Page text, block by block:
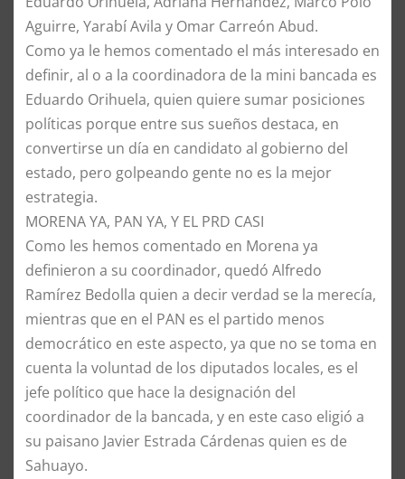
Aguirre, Yarabí Avila y Omar Carreón Abud.
Como ya le hemos comentado el más interesado en
definir, al o a la coordinadora de la mini bancada es
Eduardo Orihuela, quien quiere sumar posiciones
políticas porque entre sus sueños destaca, en
convertirse un día en candidato al gobierno del
estado, pero golpeando gente no es la mejor
estrategia.
MORENA YA, PAN YA, Y EL PRD CASI
Como les hemos comentado en Morena ya
definieron a su coordinador, quedó Alfredo
Ramírez Bedolla quien a decir verdad se la merecía,
mientras que en el PAN es el partido menos
democrático en este aspecto, ya que no se toma en
cuenta la voluntad de los diputados locales, es el
jefe político que hace la designación del
coordinador de la bancada, y en este caso eligió a
su paisano Javier Estrada Cárdenas quien es de
Sahuayo.